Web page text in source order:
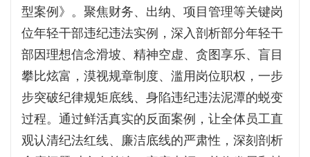
型案例》。聚焦财务、出纳、项目管理等关键岗
位年轻干部违纪违法实例，深入剖析部分年轻干
部因理想信念滑坡、精神空虚、贪图享乐、盲目
攀比炫富，漠视规章制度、滥用岗位职权，一步
步突破纪律规矩底线、身陷违纪违法泥潭的蜕变
过程。通过鲜活真实的反面案例，让全体员工直
观认清纪法红线、廉洁底线的严肃性，深刻剖析